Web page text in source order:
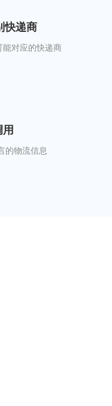
快递商
对应的快递商
的物流信息